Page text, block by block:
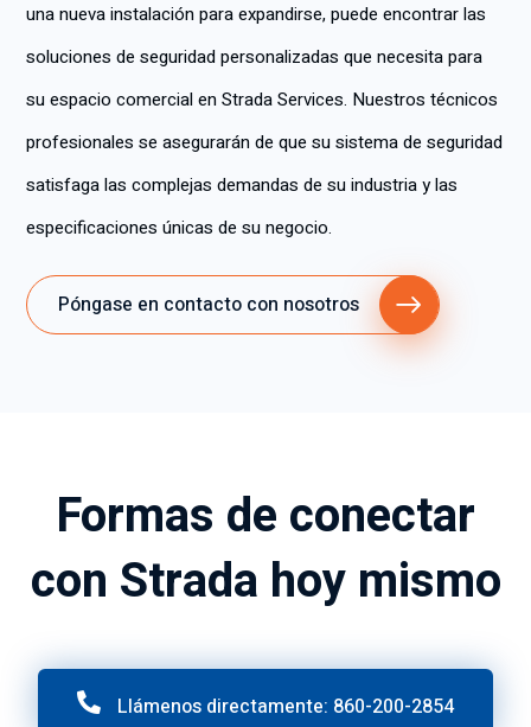
una nueva instalación para expandirse, puede encontrar las
soluciones de seguridad personalizadas que necesita para
su espacio comercial en Strada Services. Nuestros técnicos
profesionales se asegurarán de que su sistema de seguridad
satisfaga las complejas demandas de su industria y las
especificaciones únicas de su negocio.
Póngase en contacto con nosotros
Formas de conectar
con Strada hoy mismo
Llámenos directamente: 860-200-2854